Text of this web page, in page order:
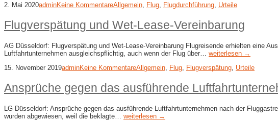
2. Mai 2020adminKeine KommentareAllgemein Flug Flugdurchführung Urteile
Flugverspätung und Wet-Lease-Vereinbarung
AG Düsseldorf: Flugverspätung und Wet-Lease-Vereinbarung Flugreisende erhielten eine
Luftfahrtunternehmen ausgleichspflichtig, auch wenn der Flug über… weiterlesen →
15. November 2019adminKeine KommentareAllgemein, Flug, Flugverspätung, Urteile
Ansprüche gegen das ausführende
LG Düsseldorf: Ansprüche gegen das ausführende Luftfahrtunternehmen nach der
wurden abgewiesen, weil die beklagte… weiterlesen →